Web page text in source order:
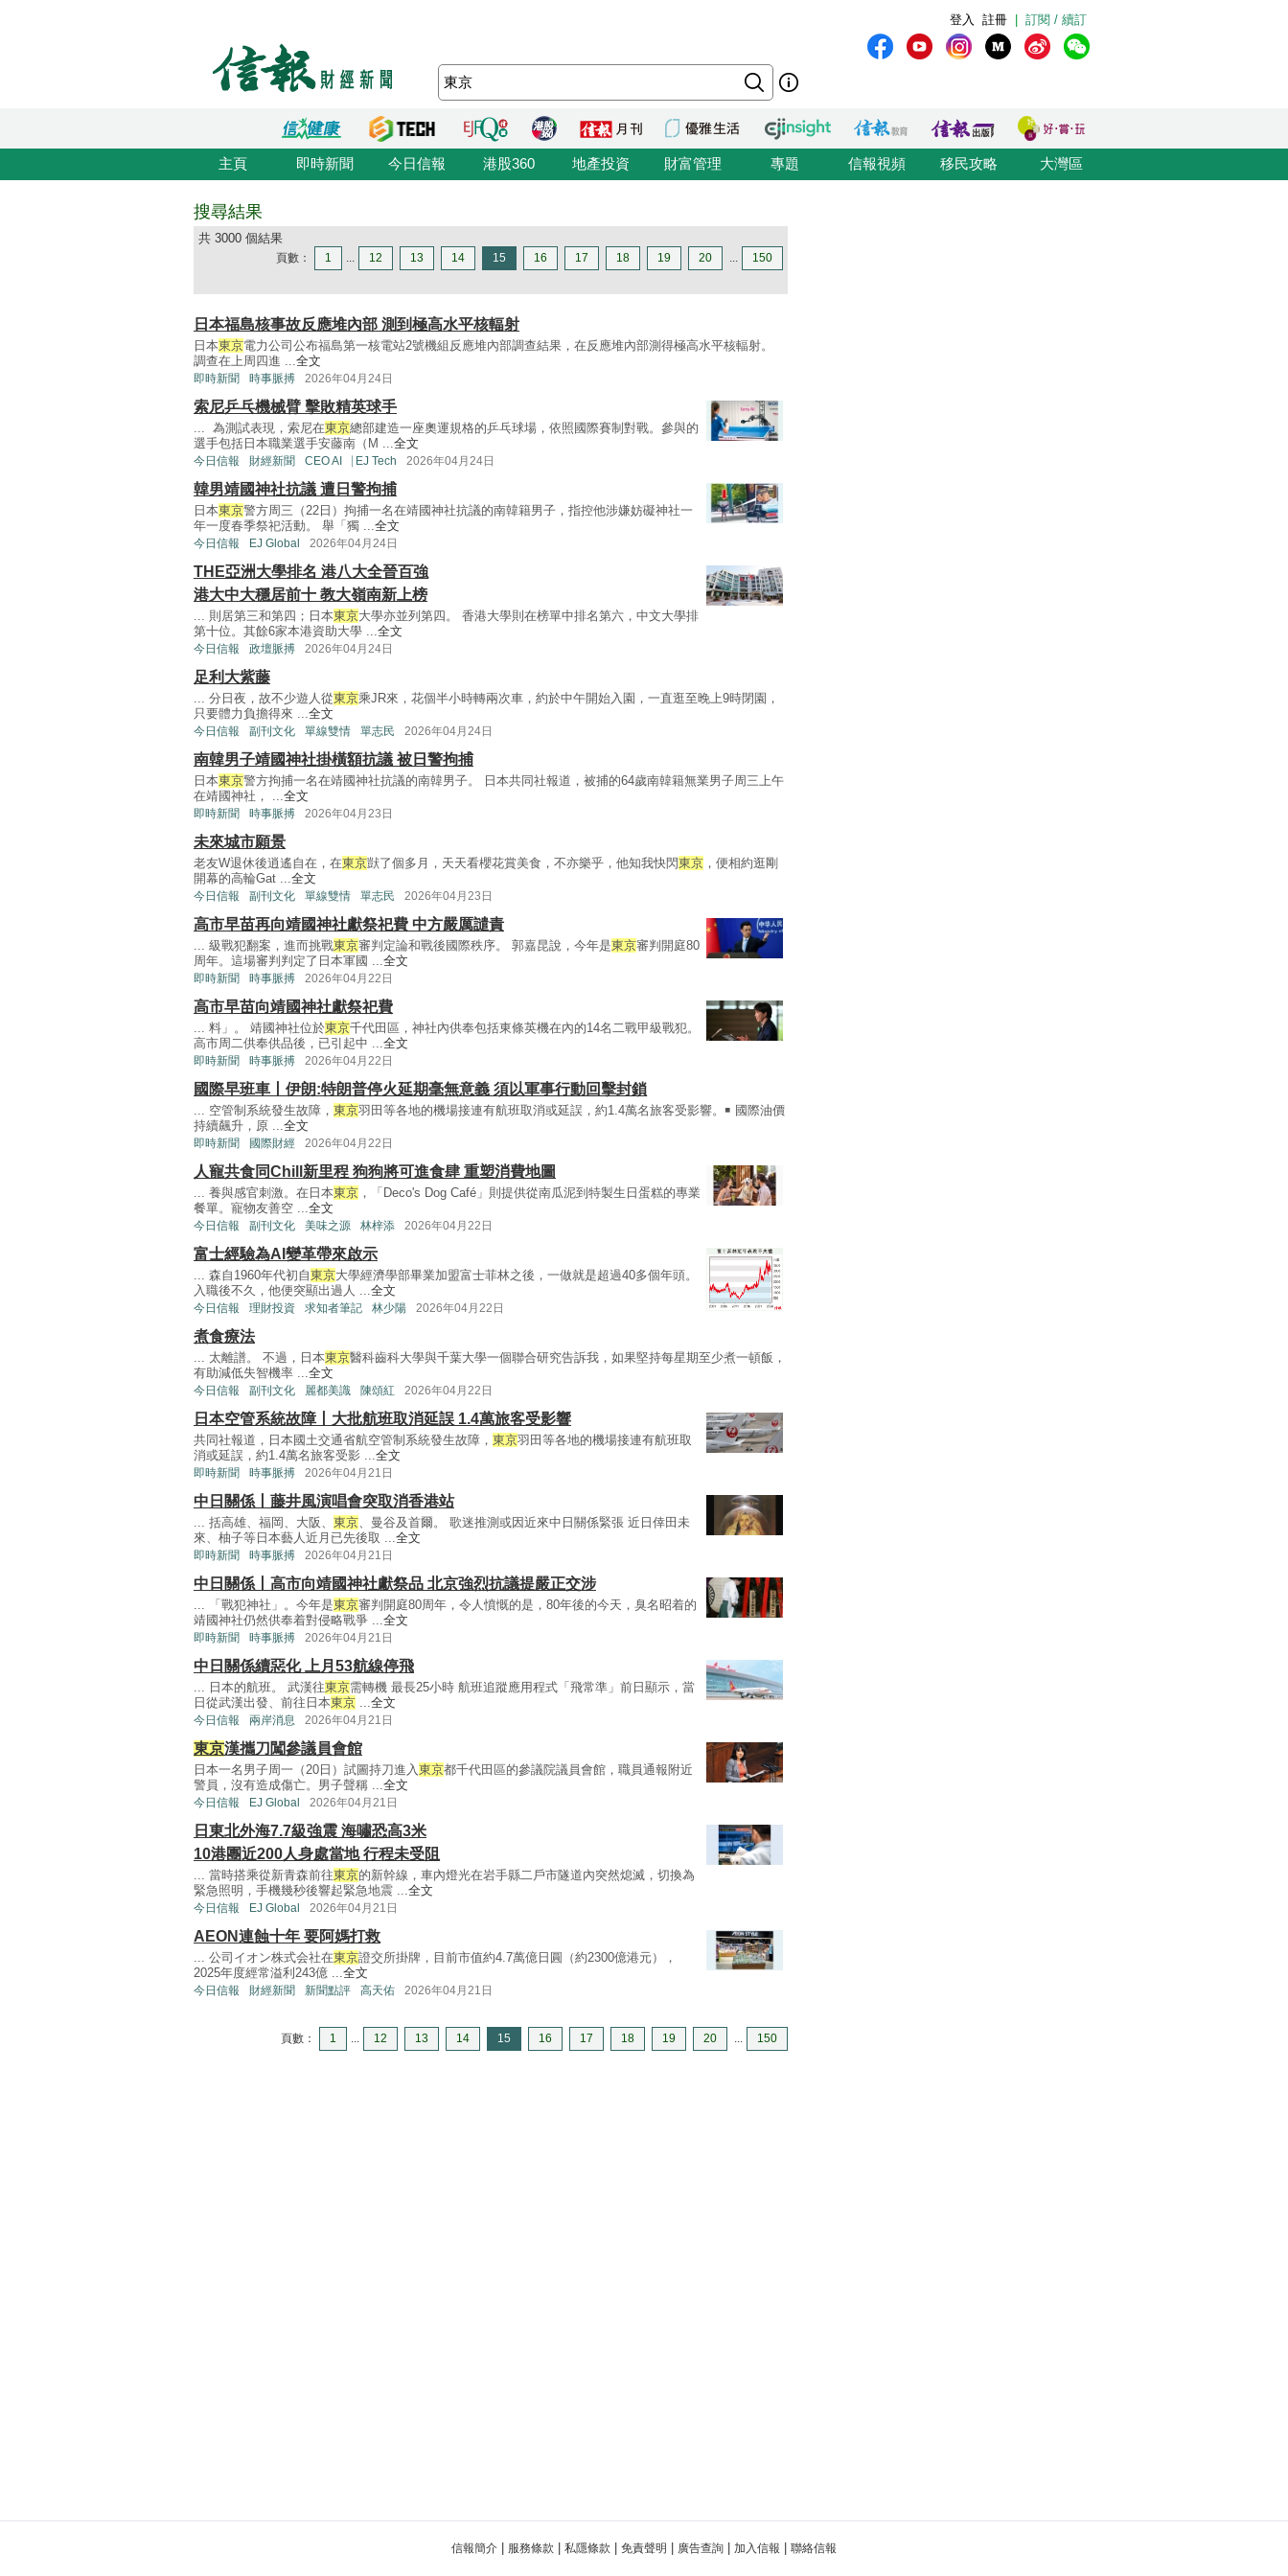
訂閱 / 續訂
註冊
登入
主頁 即時新聞 今日信報 港股360 地產投資 財富管理 專題 信報視頻 移民攻略 大灣區
搜尋結果
共 3000 個結果
頁數： 1 ... 12 13 14 15 16 17 18 19 20 ... 150
日本福島核事故反應堆內部 測到極高水平核輻射
日本東京電力公司公布福島第一核電站2號機組反應堆內部調查結果，在反應堆內部測得極高水平核輻射。
調查在上周四進 ...全文
即時新聞 時事脈搏 2026年04月24日
索尼乒乓機械臂 擊敗精英球手
... 為測試表現，索尼在東京總部建造一座奧運規格的乒乓球場，依照國際賽制對戰。參與的
選手包括日本職業選手安藤南（M ...全文
今日信報 財經新聞 CEO AI⎹ EJ Tech 2026年04月24日
韓男靖國神社抗議 遭日警拘捕
日本東京警方周三（22日）拘捕一名在靖國神社抗議的南韓籍男子，指控他涉嫌妨礙神社一
年一度春季祭祀活動。 舉「獨 ...全文
今日信報 EJ Global 2026年04月24日
THE亞洲大學排名 港八大全晉百強
港大中大穩居前十 教大嶺南新上榜
... 則居第三和第四；日本東京大學亦並列第四。 香港大學則在榜單中排名第六，中文大學排
第十位。其餘6家本港資助大學 ...全文
今日信報 政壇脈搏 2026年04月24日
足利大紫藤
... 分日夜，故不少遊人從東京乘JR來，花個半小時轉兩次車，約於中午開始入園，一直逛至晚上9時閉園，
只要體力負擔得來 ...全文
今日信報 副刊文化 單線雙情 單志民 2026年04月24日
南韓男子靖國神社掛橫額抗議 被日警拘捕
日本東京警方拘捕一名在靖國神社抗議的南韓男子。 日本共同社報道，被捕的64歲南韓籍無業男子周三上午
在靖國神社， ...全文
即時新聞 時事脈搏 2026年04月23日
未來城市願景
老友W退休後逍遙自在，在東京獃了個多月，天天看櫻花賞美食，不亦樂乎，他知我快閃東京 ，便相約逛剛
開幕的高輪Gat ...全文
今日信報 副刊文化 單線雙情 單志民 2026年04月23日
高市早苗再向靖國神社獻祭祀費 中方嚴厲譴責
... 級戰犯翻案，進而挑戰東京審判定論和戰後國際秩序。 郭嘉昆說，今年是東京審判開庭80
周年。這場審判判定了日本軍國 ...全文
即時新聞 時事脈搏 2026年04月22日
高市早苗向靖國神社獻祭祀費
... 料」。 靖國神社位於東京千代田區，神社內供奉包括東條英機在內的14名二戰甲級戰犯。
高市周二供奉供品後，已引起中 ...全文
即時新聞 時事脈搏 2026年04月22日
國際早班車丨伊朗:特朗普停火延期毫無意義 須以軍事行動回擊封鎖
... 空管制系統發生故障， 東京羽田等各地的機場接連有航班取消或延誤，約1.4萬名旅客受影響。￭ 國際油價
持續飆升，原 ...全文
即時新聞 國際財經 2026年04月22日
人寵共食同Chill新里程 狗狗將可進食肆 重塑消費地圖
... 養與感官刺激。在日本東京 ，「Deco's Dog Café」則提供從南瓜泥到特製生日蛋糕的專業
餐單。寵物友善空 ...全文
今日信報 副刊文化 美味之源 林梓添 2026年04月22日
富士經驗為AI變革帶來啟示
... 森自1960年代初自東京大學經濟學部畢業加盟富士菲林之後，一做就是超過40多個年頭。
入職後不久，他便突顯出過人 ...全文
今日信報 理財投資 求知者筆記 林少陽 2026年04月22日
煮食療法
... 太離譜。 不過，日本東京醫科齒科大學與千葉大學一個聯合研究告訴我，如果堅持每星期至少煮一頓飯，
有助減低失智機率 ...全文
今日信報 副刊文化 麗都美識 陳頌紅 2026年04月22日
日本空管系統故障丨大批航班取消延誤 1.4萬旅客受影響
共同社報道，日本國土交通省航空管制系統發生故障， 東京羽田等各地的機場接連有航班取
消或延誤，約1.4萬名旅客受影 ...全文
即時新聞 時事脈搏 2026年04月21日
中日關係丨藤井風演唱會突取消香港站
... 括高雄、福岡、大阪、 東京、曼谷及首爾。 歌迷推測或因近來中日關係緊張 近日倖田未
來、柚子等日本藝人近月已先後取 ...全文
即時新聞 時事脈搏 2026年04月21日
中日關係丨高市向靖國神社獻祭品 北京強烈抗議提嚴正交涉
... 「戰犯神社」。今年是東京審判開庭80周年，令人憤慨的是，80年後的今天，臭名昭着的
靖國神社仍然供奉着對侵略戰爭 ...全文
即時新聞 時事脈搏 2026年04月21日
中日關係續惡化 上月53航線停飛
... 日本的航班。 武漢往東京需轉機 最長25小時 航班追蹤應用程式「飛常準」前日顯示，當
日從武漢出發、前往日本東京 ...全文
今日信報 兩岸消息 2026年04月21日
東京漢攜刀闖參議員會館
日本一名男子周一（20日）試圖持刀進入東京都千代田區的參議院議員會館，職員通報附近
警員，沒有造成傷亡。男子聲稱 ...全文
今日信報 EJ Global 2026年04月21日
日東北外海7.7級強震 海嘯恐高3米
10港團近200人身處當地 行程未受阻
... 當時搭乘從新青森前往東京的新幹線，車內燈光在岩手縣二戶市隧道內突然熄滅，切換為
緊急照明，手機幾秒後響起緊急地震 ...全文
今日信報 EJ Global 2026年04月21日
AEON連蝕十年 要阿媽打救
... 公司イオン株式会社在東京證交所掛牌，目前市值約4.7萬億日圓（約2300億港元），
2025年度經常溢利243億 ...全文
今日信報 財經新聞 新聞點評 高天佑 2026年04月21日
頁數： 1 ... 12 13 14 15 16 17 18 19 20 ... 150
信報簡介 服務條款 私隱條款 免責聲明 廣告查詢 加入信報 聯絡信報